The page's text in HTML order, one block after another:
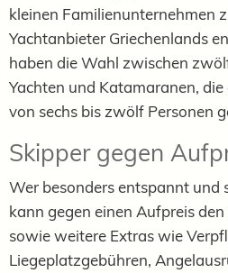
kleinen Familienunternehmen
Yachtanbieter Griechenlands
haben die Wahl zwischen
Yachten und Katamaranen,
von sechs bis zwölf Personen
Skipper gegen
Wer besonders entspannt und
kann gegen einen Aufpreis
sowie weitere Extras wie
Liegeplatzgebühren,